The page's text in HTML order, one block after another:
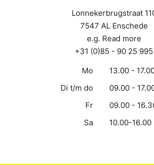
Lonnekerbrugstraat
7547 AL Enschede
e.g. Read more
+31 (0)85 - 90 25 995
Mo
13.00 -
Di t/m do
09.00 -
Fr
09.00 -
Sa
10.00-16.00